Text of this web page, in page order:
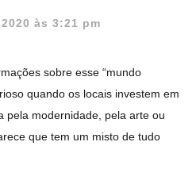
às 3:21 pm
sobre esse “mundo
quando os locais investem em
pela modernidade, pela arte ou
que tem um misto de tudo